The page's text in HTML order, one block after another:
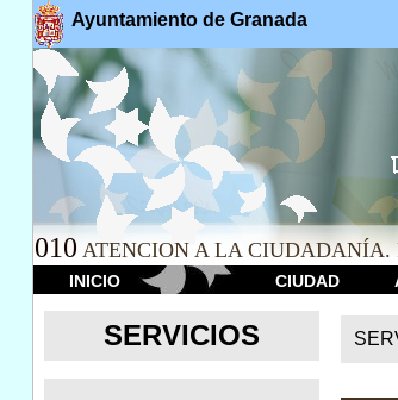
Ayuntamiento de Granada
010 ATENCION A LA CIUDADANÍA.
INICIO CIUDAD
SERVICIOS